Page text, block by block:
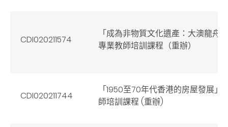
CDI020211574
「成為非物質文化遺產：大澳龍舟
專業教師培訓課程（重辦）
CDI020211744
「1950至70年代香港的房屋發展」
師培訓課程 (重辦)